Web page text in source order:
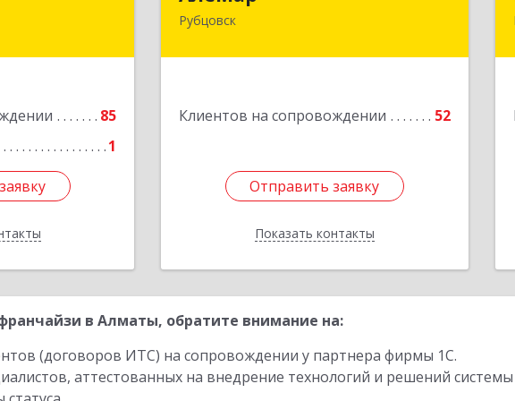
85
1
Рубцовск г,
Рубцовск
Клиентов на сопровождении 52
Отправить заявку
Показать контакты
658210, Алтайский край, Рубцовск г,
Отправить заявку
Назад
в Алматы, обратите внимание на:
(договоров ИТС) на сопровождении у партнера фирмы 1С.
аттестованных на внедрение технологий и решений